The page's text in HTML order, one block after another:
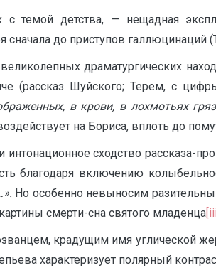
с темой детства, — нещадная
до приступов галлюцинаций
драматургических
(рассказ Шуйского; Терем, с
в крови, в лохмотьях
на Бориса, вплоть до
сходство рассказа-
благодаря включению
Но особенно невыносим
смерти-сна святого младенца [iii]
крадущим имя углической
характеризует полярный